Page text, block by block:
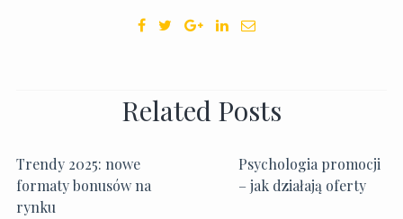
Related Posts
Trendy 2025: nowe
formaty bonusów na
rynku
Psychologia promocji
– jak działają oferty